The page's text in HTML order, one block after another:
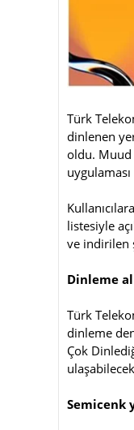
Türk
dinlenen
oldu. Muud
listesiyle
ve indirilen
Dinleme
Türk
dinleme
Çok
Semicenk